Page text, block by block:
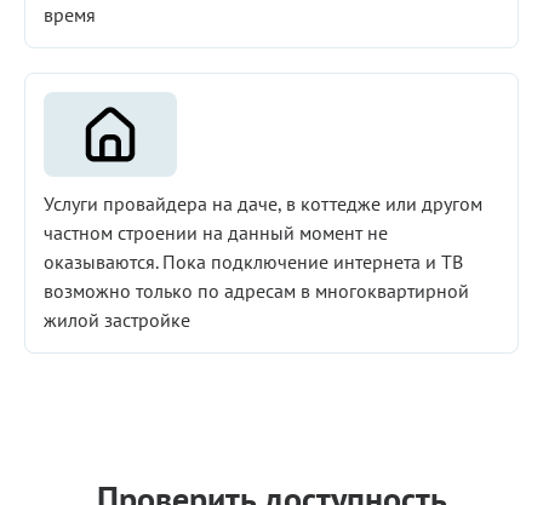
время
Услуги провайдера на даче, в коттедже или другом
частном строении на данный момент не
оказываются. Пока подключение интернета и ТВ
возможно только по адресам в многоквартирной
жилой застройке